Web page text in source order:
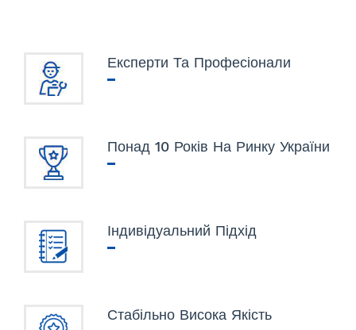
Експерти Та Професіонали
Понад 10 Років На Ринку України
Індивідуальний Підхід
Стабільно Висока Якість